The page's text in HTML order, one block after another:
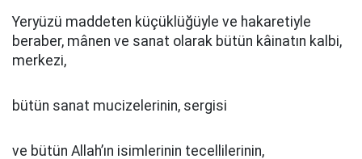
Yeryüzü maddeten küçüklüğüyle ve hakaretiyle
beraber, mânen ve sanat olarak bütün kâinatın kalbi,
merkezi,
bütün sanat mucizelerinin, sergisi
ve bütün Allah’ın isimlerinin tecellilerinin,